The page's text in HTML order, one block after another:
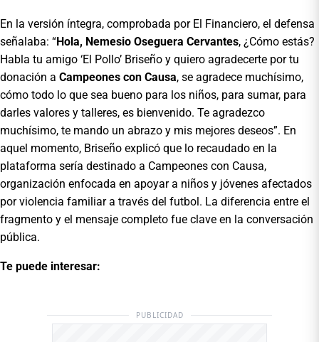
En la versión íntegra, comprobada por El Financiero, el defensa
señalaba: “Hola, Nemesio Oseguera Cervantes, ¿Cómo estás?
Habla tu amigo ‘El Pollo’ Briseño y quiero agradecerte por tu
donación a Campeones con Causa, se agradece muchísimo,
cómo todo lo que sea bueno para los niños, para sumar, para
darles valores y talleres, es bienvenido. Te agradezco
muchísimo, te mando un abrazo y mis mejores deseos”. En
aquel momento, Briseño explicó que lo recaudado en la
plataforma sería destinado a Campeones con Causa,
organización enfocada en apoyar a niños y jóvenes afectados
por violencia familiar a través del futbol. La diferencia entre el
fragmento y el mensaje completo fue clave en la conversación
pública.
Te puede interesar:
PUBLICIDAD